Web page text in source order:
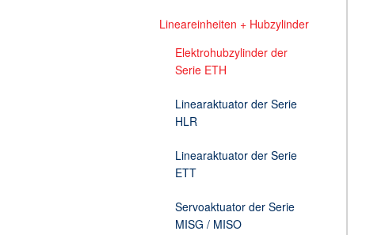
Lineareinheiten für hohes Trägheitsmoment
Getriebe
Planetengetriebe
Stirnradgetriebe
Servotechnik /Automatisierungstechnik Zubehör
Bremsen
Optische Impulsgeber
Steckkartenhalter
Transformatoren
Zusatzelektronik
KabelprüfmaschinenKabelprüfmaschine für 1 - 5
Wechselbiege-
Kabelprüfmaschine für
Kabelprüfmaschine - Flextest
Kabelprüfmaschine für
Kabelprüfmaschine mit
Kabelprüfmaschine
Wir und Parker-Hannifin
Geschwindigkeitsmessung
Elektroschrauber (mit
Pick & Place
Gewindeschneiden
Lineareinheiten + Hubzylinder
Elektrohubzylinder der
Serie ETH
Linearaktuator der Serie
HLR
Linearaktuator der Serie
ETT
Servoaktuator der Serie
MISG / MISO